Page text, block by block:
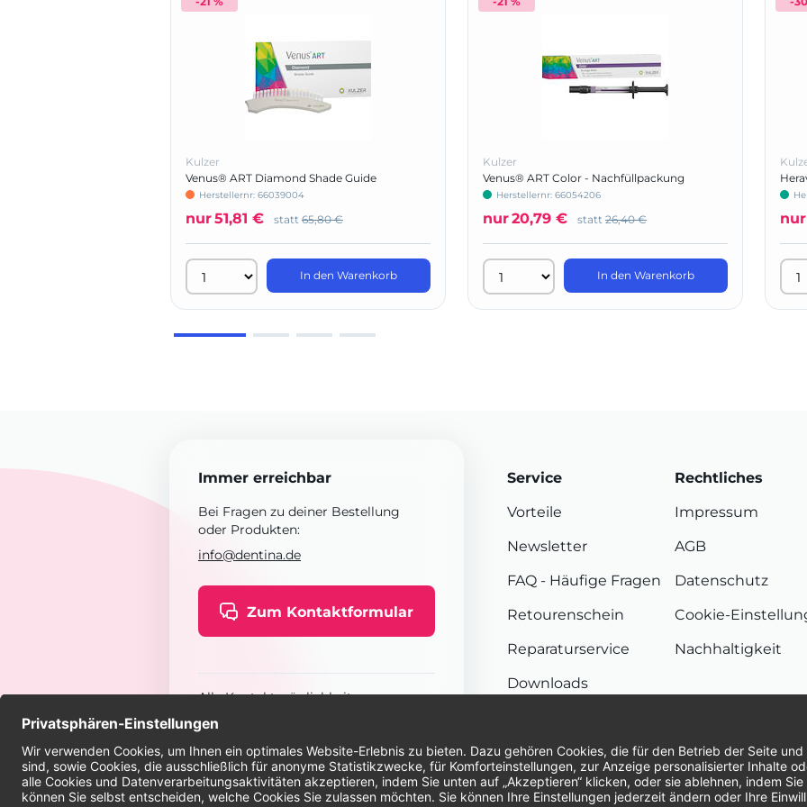
Kulzer
Venus® ART Diamond Shade Guide
Herstellernr: 66039004
nur51,81 € statt 65,80 €
In den Warenkorb
Kulzer
Venus® ART Color - Nachfüllpackung
Herstellernr: 66054206
nur20,79 € statt 26,40 €
In den Warenkorb
nur
Immer erreichbar
Bei Fragen zu deiner Bestellung
oder Produkten:
info@dentina.de
Zum Kontaktformular
Alle Kontaktmöglichkeiten
Service
Vorteile
Newsletter
FAQ - Häufige Fragen
Retourenschein
Reparaturservice
Downloads
Rechtliches
Impressum
AGB
Datenschutz
Cookie-
Nachhaltigkeit